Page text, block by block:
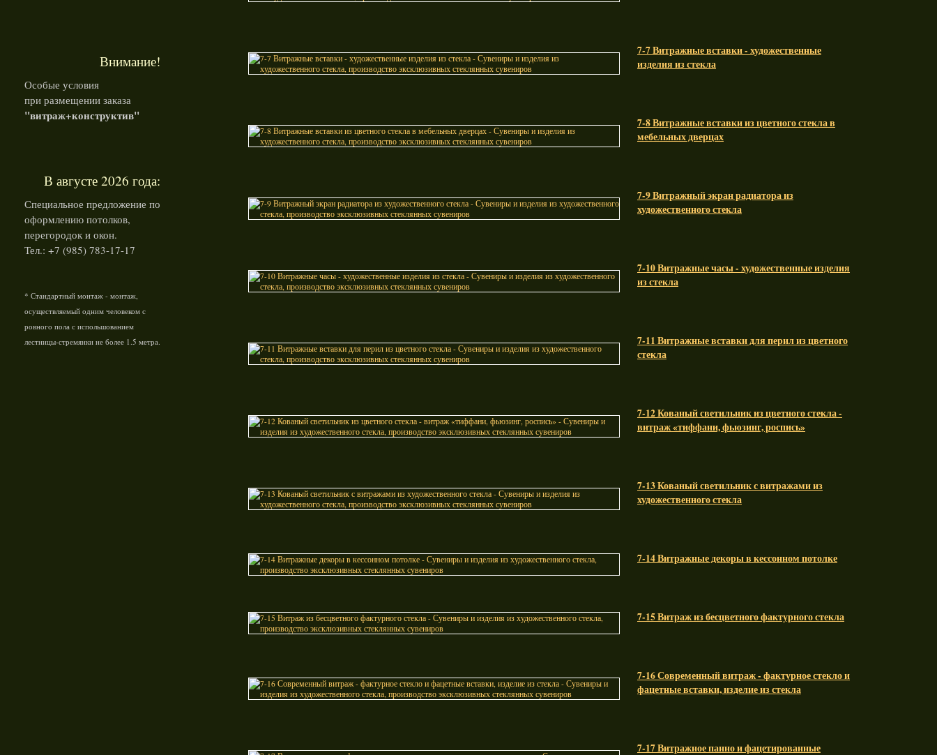
Внимание!
Особые условия
при размещении заказа
"витраж+конструктив"
В августе 2026 года:
Специальное предложение по
оформлению потолков,
перегородок и окон.
Тел.: +7 (985) 783-17-17
* Стандартный монтаж - монтаж,
осуществляемый одним человеком с
ровного пола с испольшованием
лестницы-стремянки не более 1.5 метра.
7-7 Витражные вставки - художественные
изделия из стекла
7-8 Витражные вставки из цветного стекла в
мебельных дверцах
7-9 Витражный экран радиатора из
художественного стекла
7-10 Витражные часы - художественные изделия
из стекла
7-11 Витражные вставки для перил из цветного
стекла
7-12 Кованый светильник из цветного стекла -
витраж «тиффани, фьюзинг, роспись»
7-13 Кованый светильник с витражами из
художественного стекла
7-14 Витражные декоры в кессонном потолке
7-15 Витраж из бесцветного фактурного стекла
7-16 Современный витраж - фактурное стекло и
фацетные вставки, изделие из стекла
7-17 Витражное панно и фацетированные